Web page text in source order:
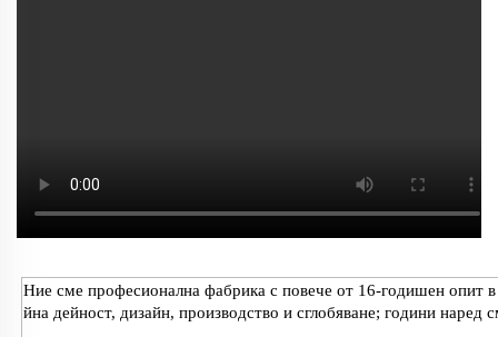
Ние сме професионална фабрика с повече от 16-годишен опит
йна дейност, дизайн, производство и сглобяване; години наред